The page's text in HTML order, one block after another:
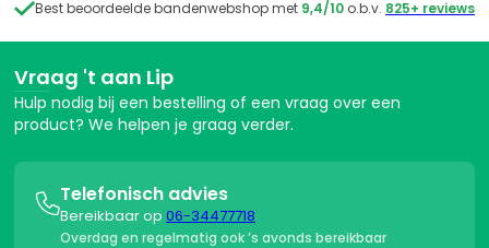
Best beoordeelde bandenwebshop met 9,4/10 o.b.v. 825+ reviews
Vraag 't aan Lip
Hulp nodig bij een bestelling of een vraag over een
product? We helpen je graag verder.
Telefonisch advies
Bereikbaar op 06-34477718
Overdag en regelmatig ook ’s avonds bereikbaar